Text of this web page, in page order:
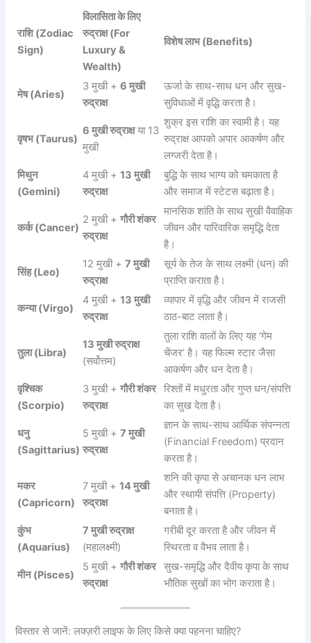
राशि (Zodiac
Sign)
विलासिता के लिए
रुद्राक्ष (For
Luxury &
Wealth)
विशेष लाभ (Benefits)
मेष (Aries)
3 मुखी +6 मुखी
रुद्राक्ष
ऊर्जा के साथ-साथ धन और सुख-
सुविधाओं में वृद्धि करता है।
वृषभ (Taurus)
6 मुखी रुद्राक्षया 13
मुखी
शुक्र इस राशि का स्वामी है। यह
रुद्राक्ष आपको अपार आकर्षण और
लग्जरी देता है।
मिथुन
(Gemini)
4 मुखी +13 मुखी
रुद्राक्ष
बुद्धि के साथ भाग्य को चमकाता है
और समाज में स्टेटस बढ़ाता है।
कर्क (Cancer)
2 मुखी +गौरी शंकर
रुद्राक्ष
मानसिक शांति के साथ सुखी वैवाहिक
जीवन और पारिवारिक समृद्धि देता
है।
सिंह (Leo)
12 मुखी +7 मुखी
रुद्राक्ष
सूर्य के तेज के साथ लक्ष्मी (धन) की
प्राप्ति कराता है।
कन्या (Virgo)
4 मुखी +13 मुखी
रुद्राक्ष
व्यापार में वृद्धि और जीवन में राजसी
ठाठ-बाट लाता है।
तुला (Libra)
13 मुखी रुद्राक्ष
(सर्वोत्तम)
तुला राशि वालों के लिए यह ‘गेम
चेंजर’ है। यह फिल्म स्टार जैसा
आकर्षण और धन देता है।
वृश्चिक
(Scorpio)
3 मुखी +गौरी शंकर
रुद्राक्ष
रिश्तों में मधुरता और गुप्त धन/संपत्ति
का सुख देता है।
धनु
(Sagittarius)
5 मुखी +7 मुखी
रुद्राक्ष
ज्ञान के साथ-साथ आर्थिक संपन्नता
(Financial Freedom) प्रदान
करता है।
मकर
(Capricorn)
7 मुखी +14 मुखी
रुद्राक्ष
शनि की कृपा से अचानक धन लाभ
और स्थायी संपत्ति (Property)
बनाता है।
कुंभ
(Aquarius)
7 मुखी रुद्राक्ष
(महालक्ष्मी)
गरीबी दूर करता है और जीवन में
स्थिरता व वैभव लाता है।
मीन (Pisces)
5 मुखी +गौरी शंकर
रुद्राक्ष
सुख-समृद्धि और दैवीय कृपा के साथ
भौतिक सुखों का भोग कराता है।
विस्तार से जानें: लक्ज़री लाइफ के लिए किसे क्या पहनना चाहिए?